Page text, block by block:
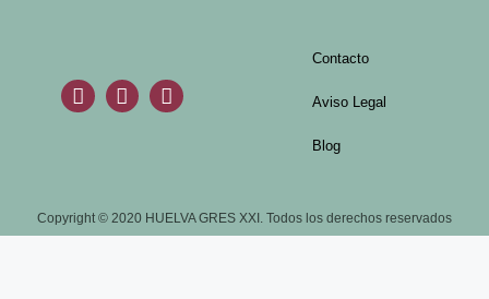
Contacto
Aviso Legal
Blog
Copyright © 2020 HUELVA GRES XXI. Todos los derechos reservados